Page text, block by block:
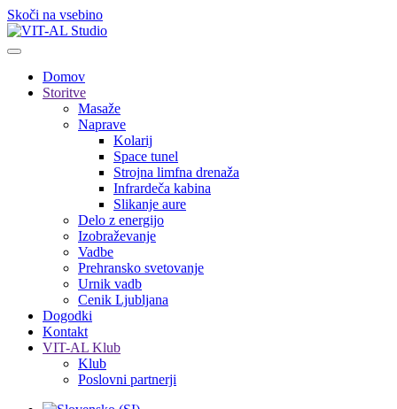
Skoči na vsebino
Domov
Storitve
Masaže
Naprave
Kolarij
Space tunel
Strojna limfna drenaža
Infrardeča kabina
Slikanje aure
Delo z energijo
Izobraževanje
Vadbe
Prehransko svetovanje
Urnik vadb
Cenik Ljubljana
Dogodki
Kontakt
VIT-AL Klub
Klub
Poslovni partnerji